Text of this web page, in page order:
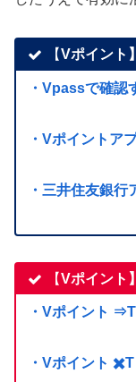
【Vポイント
・Vpassで確認
・Vポイントア
・三井住友銀
【Vポイント
・Vポイント
・Vポイント